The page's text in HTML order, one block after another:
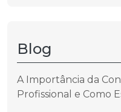
Blog
A Importância da
Profissional e Como